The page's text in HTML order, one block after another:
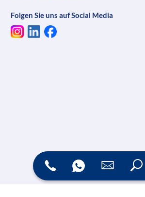
Folgen Sie uns auf Social Media